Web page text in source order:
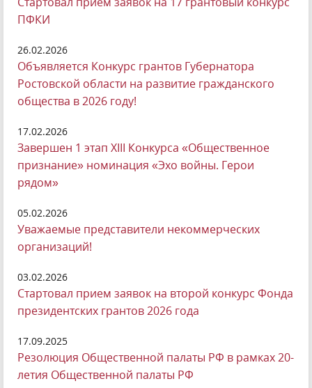
ПФКИ
26.02.2026
Объявляется Конкурс грантов Губернатора
Ростовской области на развитие гражданского
общества в 2026 году!
17.02.2026
Завершен 1 этап ХIII Конкурса «Общественное
признание» номинация «Эхо войны. Герои
рядом»
05.02.2026
Уважаемые представители некоммерческих
организаций!
03.02.2026
Стартовал прием заявок на второй конкурс Фонда
президентских грантов 2026 года
17.09.2025
Резолюция Общественной палаты РФ в рамках 20-
летия Общественной палаты РФ